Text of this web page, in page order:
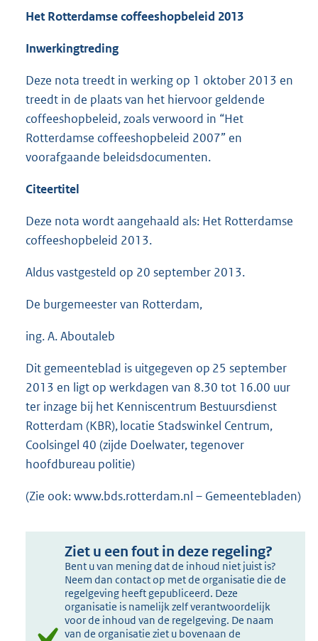
Het Rotterdamse coffeeshopbeleid 2013
Inwerkingtreding
Deze nota treedt in werking op 1 oktober 2013 en
treedt in de plaats van het hiervoor geldende
coffeeshopbeleid, zoals verwoord in “Het
Rotterdamse coffeeshopbeleid 2007” en
voorafgaande beleidsdocumenten.
Citeertitel
Deze nota wordt aangehaald als: Het Rotterdamse
coffeeshopbeleid 2013.
Aldus vastgesteld op 20 september 2013.
De burgemeester van Rotterdam,
ing. A. Aboutaleb
Dit gemeenteblad is uitgegeven op 25 september
2013 en ligt op werkdagen van 8.30 tot 16.00 uur
ter inzage bij het Kenniscentrum Bestuursdienst
Rotterdam (KBR), locatie Stadswinkel Centrum,
Coolsingel 40 (zijde Doelwater, tegenover
hoofdbureau politie)
(Zie ook: www.bds.rotterdam.nl – Gemeentebladen)
Ziet u een fout in deze regeling?
Bent u van mening dat de inhoud niet juist is?
Neem dan contact op met de organisatie die de
regelgeving heeft gepubliceerd. Deze
organisatie is namelijk zelf verantwoordelijk
voor de inhoud van de regelgeving. De naam
van de organisatie ziet u bovenaan de